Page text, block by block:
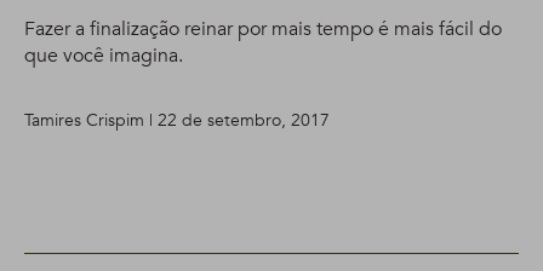
Fazer a finalização reinar por mais tempo é mais fácil do
que você imagina.
Tamires Crispim | 22 de setembro, 2017